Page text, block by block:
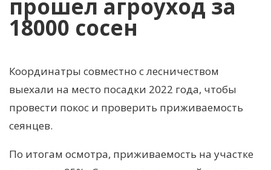
прошел агроуход за
18000 сосен
Координатры совместно с лесничеством
выехали на место посадки 2022 года, чтобы
провести покос и проверить приживаемость
сеянцев.
По итогам осмотра, приживаемость на участке